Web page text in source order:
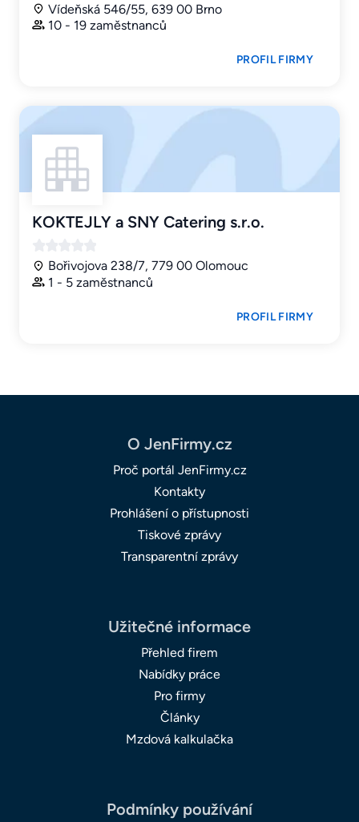
Vídeňská 546/55, 639 00 Brno
10 - 19 zaměstnanců
PROFIL FIRMY
KOKTEJLY a SNY Catering s.r.o.
Bořivojova 238/7, 779 00 Olomouc
1 - 5 zaměstnanců
PROFIL FIRMY
O JenFirmy.cz
Proč portál JenFirmy.cz
Kontakty
Prohlášení o přístupnosti
Tiskové zprávy
Transparentní zprávy
Užitečné informace
Přehled firem
Nabídky práce
Pro firmy
Články
Mzdová kalkulačka
Podmínky používání